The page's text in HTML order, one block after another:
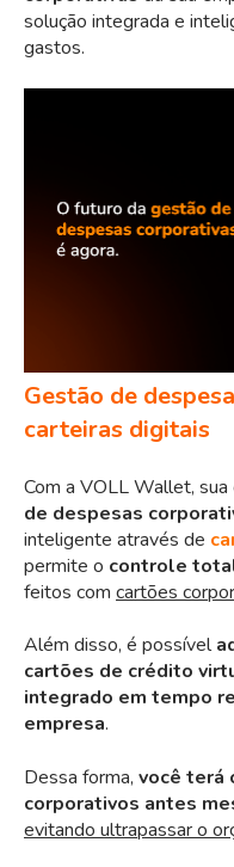
solução integrada e
gastos.
Gestão de
carteiras digitais
Com a VOLL Wallet,
de despesas
inteligente através de
permite o controle
feitos com cartões
Além disso, é possível
cartões de crédito
integrado em tempo
empresa.
Dessa forma, você terá
corporativos antes
evitando ultrapassar o